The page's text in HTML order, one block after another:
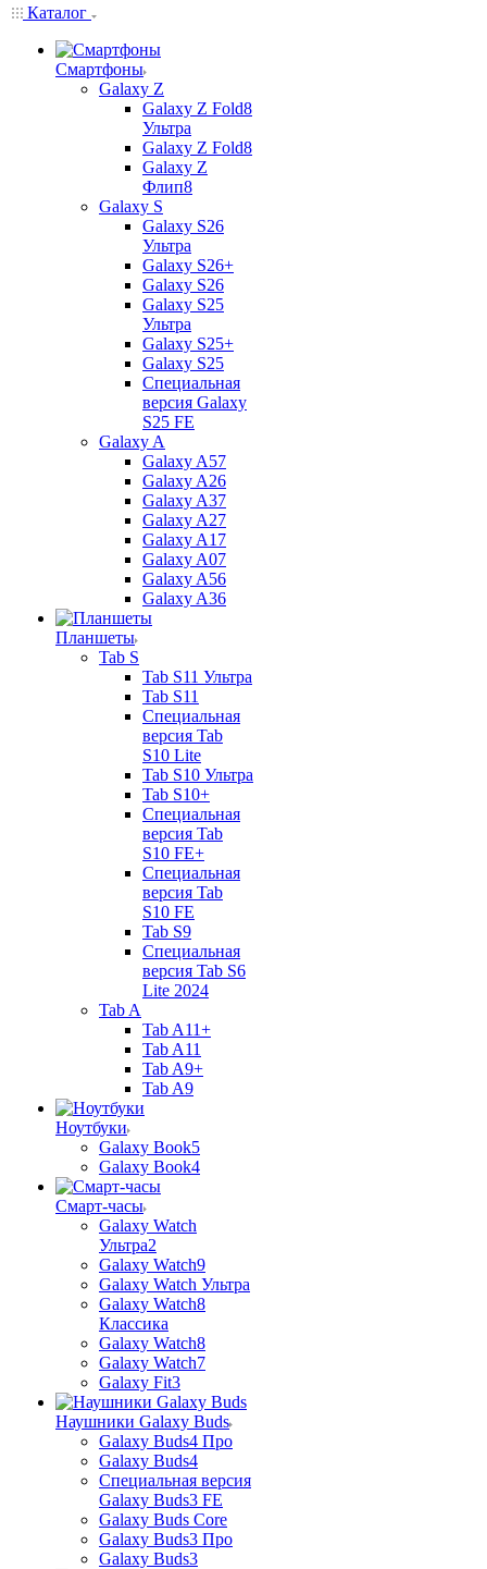
Каталог
Смартфоны
Galaxy Z
Galaxy Z Fold8
Ультра
Galaxy Z Fold8
Galaxy Z
Флип8
Galaxy S
Galaxy S26
Ультра
Galaxy S26+
Galaxy S26
Galaxy S25
Ультра
Galaxy S25+
Galaxy S25
Специальная
версия Galaxy
S25 FE
Galaxy A
Galaxy A57
Galaxy A26
Galaxy A37
Galaxy A27
Galaxy A17
Galaxy A07
Galaxy A56
Galaxy A36
Планшеты
Tab S
Tab S11 Ультра
Tab S11
Специальная
версия Tab
S10 Lite
Tab S10 Ультра
Tab S10+
Специальная
версия Tab
S10 FE+
Специальная
версия Tab
S10 FE
Tab S9
Специальная
версия Tab S6
Lite 2024
Tab A
Tab A11+
Tab A11
Tab A9+
Tab A9
Ноутбуки
Galaxy Book5
Galaxy Book4
Смарт-часы
Galaxy Watch
Ультра2
Galaxy Watch9
Galaxy Watch Ультра
Galaxy Watch8
Классика
Galaxy Watch8
Galaxy Watch7
Galaxy Fit3
Наушники Galaxy Buds
Galaxy Buds4 Про
Galaxy Buds4
Специальная версия
Galaxy Buds3 FE
Galaxy Buds Core
Galaxy Buds3 Про
Galaxy Buds3